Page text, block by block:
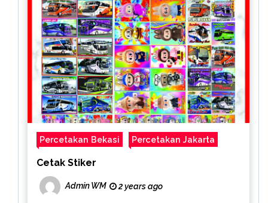
Percetakan Bekasi Percetakan Jakarta
Cetak Stiker
Admin WM 2 years ago